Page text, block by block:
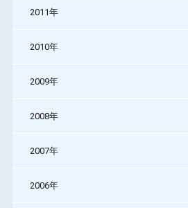
2011年
2010年
2009年
2008年
2007年
2006年